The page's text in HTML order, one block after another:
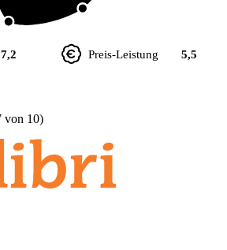
Preis-Leistung 5,5
7,2
von 10)